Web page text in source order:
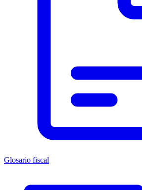
Glosario fiscal